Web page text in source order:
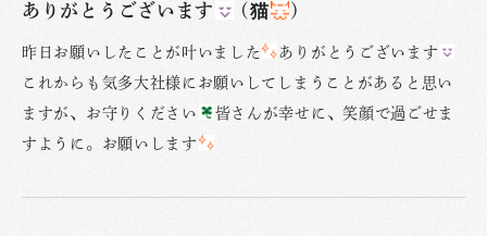
ありがとうございます (猫 )
昨日お願いしたことが叶いました
ありがとうございます
これからも気多大社様にお願いしてしまうことがあると思い
ますが、お守りください
皆さんが幸せに、笑顔で過ごせま
すように。お願いします